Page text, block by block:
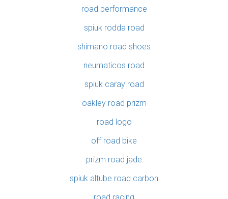
road performance
spiuk rodda road
shimano road shoes
neumaticos road
spiuk caray road
oakley road prizm
road logo
off road bike
prizm road jade
spiuk altube road carbon